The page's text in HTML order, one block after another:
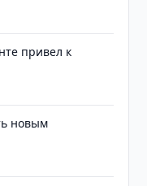
привел к
новым